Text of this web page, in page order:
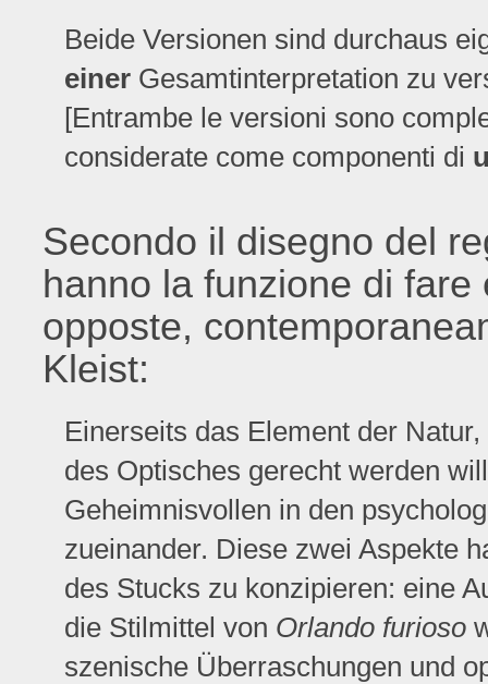
Beide Versionen sind durchaus
einer Gesamtinterpretation zu
[Entrambe le versioni sono
considerate come componenti di
Secondo il disegno del
hanno la funzione di
opposte,
Kleist:
Einerseits das Element der
des Optisches gerecht werden
Geheimnisvollen in den
zueinander. Diese zwei Aspekte
des Stucks zu konzipieren: eine
die Stilmittel von Orlando furioso
szenische Überraschungen und